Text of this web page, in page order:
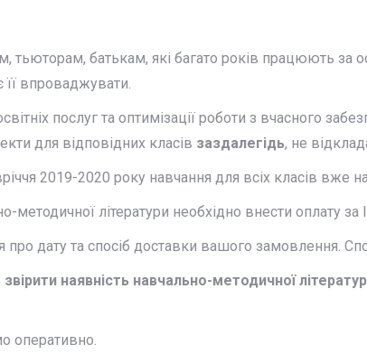
тьюторам, батькам, які багато років працюють
її впроваджувати.
послуг та оптимізації роботи з вчасного
для відповідних класів заздалегідь, не
2019-2020 року навчання для всіх класів вже
літератури необхідно внести оплату за
про дату та спосіб доставки вашого замовлення.
наявність навчально-методичної
оперативно.